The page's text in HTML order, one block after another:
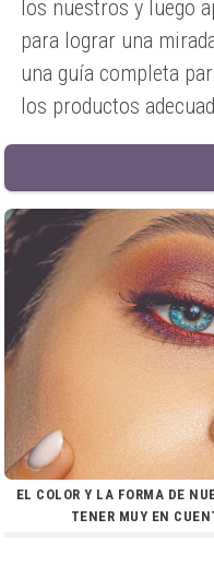
los nuestros y luego
para lograr una
una guía completa
los productos
EL COLOR Y LA FORMA DE
TENER MUY EN